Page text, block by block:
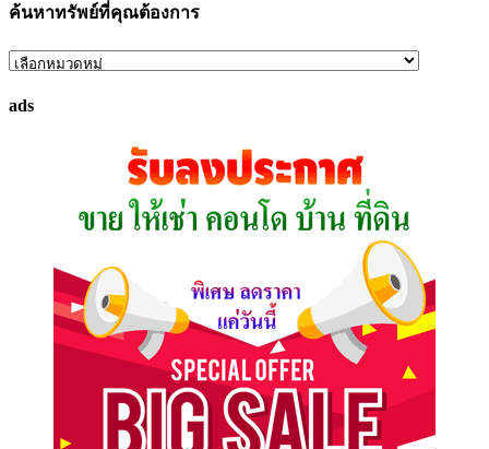
ค้นหาทรัพย์ที่คุณต้องการ
ค้นหา
ที่
ads